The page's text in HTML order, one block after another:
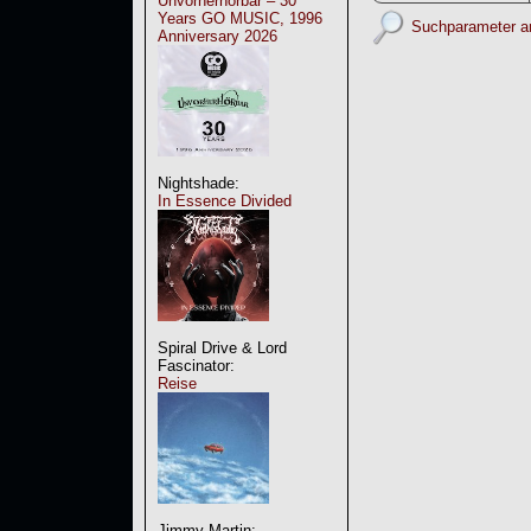
Years GO MUSIC, 1996
Anniversary 2026
Nightshade:
In Essence Divided
Spiral Drive & Lord
Fascinator:
Reise
Suchparameter